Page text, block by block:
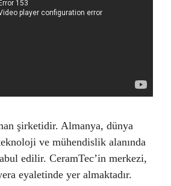
şirketidir. Almanya, dünya
ve mühendislik alanında
edilir. CeramTec’in merkezi,
eyaletinde yer almaktadır.